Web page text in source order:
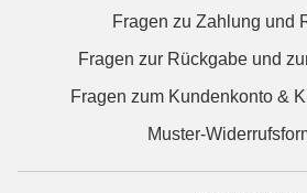
Fragen zu Zahlung und
Fragen zur Rückgabe und
Fragen zum Kundenkonto &
Muster-